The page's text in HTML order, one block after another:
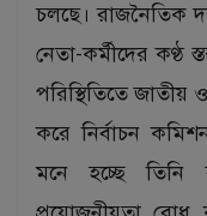
চলছে। রাজনৈতিক
নেতা-কর্মীদের কণ্ঠ
পরিস্থিতিতে
করে নির্বাচন
মনে হচ্ছে তিনি